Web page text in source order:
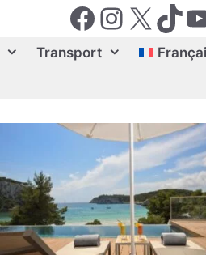
Facebook
X
Transport